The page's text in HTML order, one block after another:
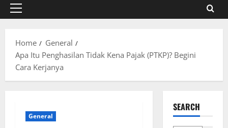
Primary
Home
General
Apa Itu Penghasilan Tidak Kena Pajak (PTKP)? Begini
Cara Kerjanya
General
SEARCH